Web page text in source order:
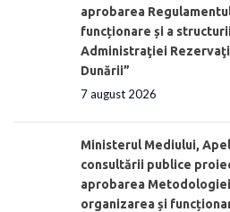
aprobarea
funcționare și a
Administraţiei
Dunării”
7 august 2026
Ministerul Mediului,
consultării publice
aprobarea
organizarea și